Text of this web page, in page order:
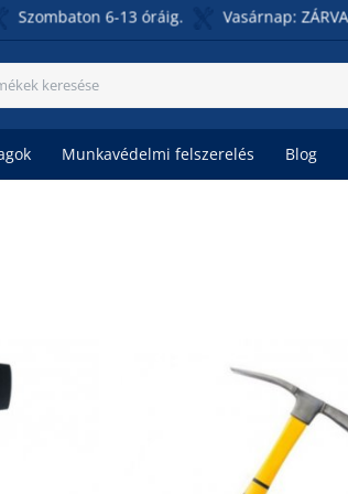
6-13 óráig. Vasárnap: ZÁRVA!
Munkavédelmi felszerelés Blog